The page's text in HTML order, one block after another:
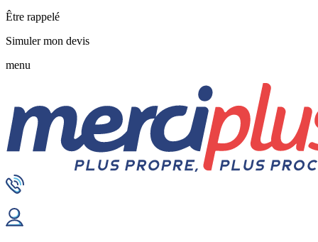
Être rappelé
Simuler mon devis
menu